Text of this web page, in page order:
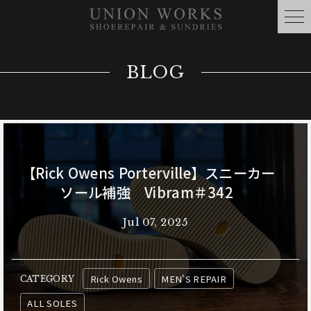
BLOG
【Rick Owens Porterville】スニーカー
ソール補強 Vibram＃342
Jul 07, 2025
CATEGORY Rick Owens
MEN'S REPAIR
ALL SOLES